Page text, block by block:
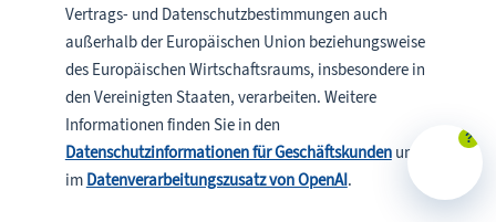
Vertrags- und Datenschutzbestimmungen auch
außerhalb der Europäischen Union beziehungsweise
des Europäischen Wirtschaftsraums, insbesondere in
den Vereinigten Staaten, verarbeiten. Weitere
Informationen finden Sie in den
Datenschutzinformationen für Geschäftskundenund
im Datenverarbeitungszusatz von OpenAI.
?